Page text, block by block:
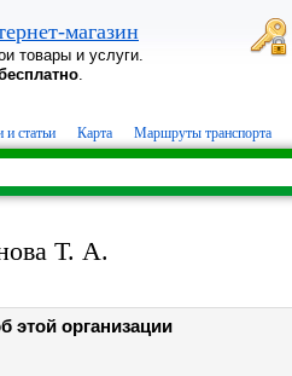
магазин
товары и услуги.
.
и статьи Карта Маршруты транспорта
Т. А.
этой организации